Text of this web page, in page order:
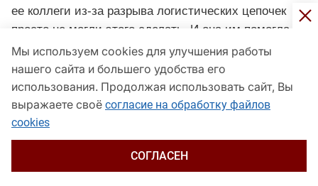
ее коллеги из-за разрыва логистических цепочек
просто не могли этого сделать. И она им помогла. И
сегодня она рассказала, что в нынешних условиях
история повторяется. Бизнес помогает бизнесу –
это здорово.
– А из потребностей? Что требуется бизнесу
прямо сейчас?
– Первое – кадры. По-прежнему очень сложно найти
Мы используем cookies для улучшения работы
нашего сайта и большего удобства его
использования. Продолжая использовать сайт, Вы
выражаете своё согласие на обработку файлов
cookies
СОГЛАСЕН